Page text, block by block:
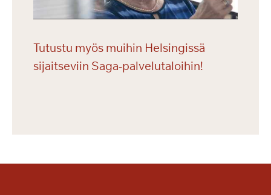
Tutustu myös muihin Helsingissä
sijaitseviin Saga-palvelutaloihin!